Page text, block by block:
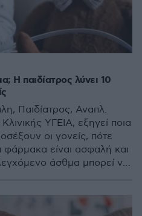
Η παιδίατρος λύνει 10
Παιδίατρος, Αναπλ.
ΥΓΕΙΑ, εξηγεί ποια
οι γονείς, πότε
φάρμακα είναι ασφαλή και
άσθμα μπορεί να